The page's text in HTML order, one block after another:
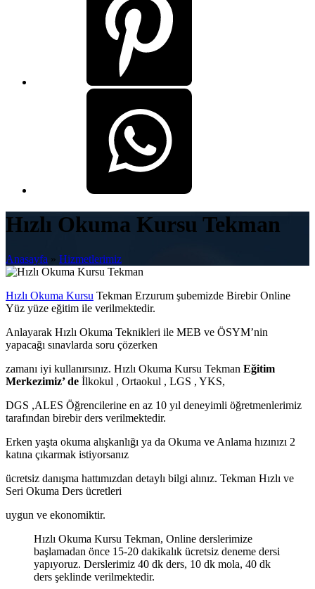
Hızlı Okuma Kursu Tekman
Anasayfa » Hizmetlerimiz
Hızlı Okuma Kursu Tekman Erzurum şubemizde Birebir Online
Yüz yüze eğitim ile verilmektedir.
Anlayarak Hızlı Okuma Teknikleri ile MEB ve ÖSYM’nin
yapacağı sınavlarda soru çözerken
zamanı iyi kullanırsınız. Hızlı Okuma Kursu Tekman Eğitim
Merkezimiz’ de İlkokul , Ortaokul , LGS , YKS,
DGS ,ALES Öğrencilerine en az 10 yıl deneyimli öğretmenlerimiz
tarafından birebir ders verilmektedir.
Erken yaşta okuma alışkanlığı ya da Okuma ve Anlama hızınızı 2
katına çıkarmak istiyorsanız
ücretsiz danışma hattımızdan detaylı bilgi alınız. Tekman Hızlı ve
Seri Okuma Ders ücretleri
uygun ve ekonomiktir.
Hızlı Okuma Kursu Tekman, Online derslerimize
başlamadan önce 15-20 dakikalık ücretsiz deneme dersi
yapıyoruz. Derslerimiz 40 dk ders, 10 dk mola, 40 dk
ders şeklinde verilmektedir.